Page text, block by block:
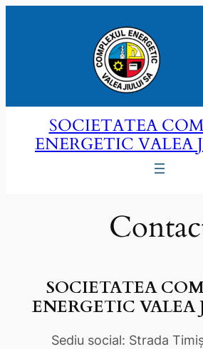
SOCIETATEA
ENERGETIC VALEA
SOCIETATEA
ENERGETIC VALEA
Sediu social: Strada